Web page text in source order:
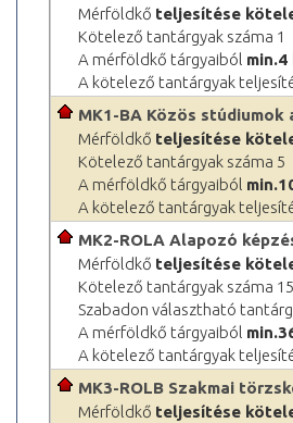
Mérföldkő teljesítése
Kötelező tantárgyak száma 1
A mérföldkő tárgyaiból
A kötelező tantárgyak
MK1-BA Közös
Mérföldkő teljesítése
Kötelező tantárgyak száma 5
A mérföldkő tárgyaiból
A kötelező tantárgyak
MK2-ROLA Alapozó
Mérföldkő teljesítése
Kötelező tantárgyak száma 15
Szabadon választható
A mérföldkő tárgyaiból
A kötelező tantárgyak
MK3-ROLB Szakmai
Mérföldkő teljesítése